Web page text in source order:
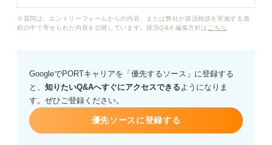
※質問は、エントリーフォームからの内容、または弊社が就活相談を実施する過
程の中で寄せられた内容を公開しています。就活Q&A 編集方針は こちら
GoogleでPORTキャリアを「優先するソース」に登録する
と、 知りたいQ&Aへすぐにアクセスできるようになりま
す。ぜひご登録ください。
優先ソースに登録する